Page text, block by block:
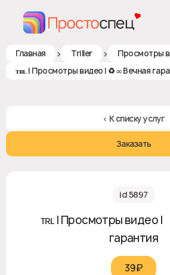
Главная > Triller > Просмотры
ᴛʀʟ | Просмотры видео | ♻ ∞ Вечная
< К списку услуг
Заказать
id 5897
ᴛʀʟ | Просмотры видео
гарантия
39₽‎